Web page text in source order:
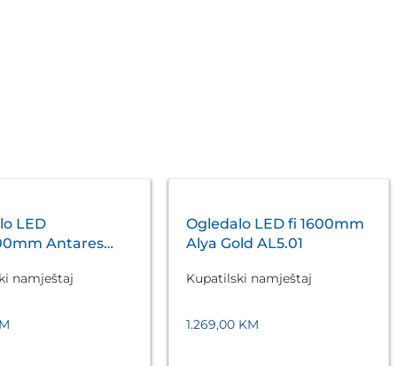
LED
Antares
namještaj
Ogledalo LED fi 1600mm
Alya Gold AL5.01
Kupatilski namještaj
1.269,00 KM